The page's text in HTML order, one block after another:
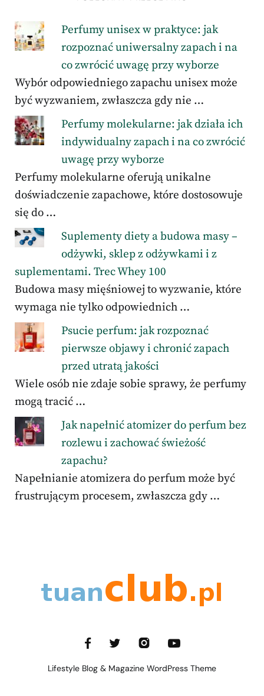
Perfumy unisex w praktyce: jak
rozpoznać uniwersalny zapach i na
co zwrócić uwagę przy wyborze
Wybór odpowiedniego zapachu unisex może
być wyzwaniem, zwłaszcza gdy nie …
Perfumy molekularne: jak działa ich
indywidualny zapach i na co zwrócić
uwagę przy wyborze
Perfumy molekularne oferują unikalne
doświadczenie zapachowe, które dostosowuje
się do …
Suplementy diety a budowa masy –
odżywki, sklep z odżywkami i z
suplementami. Trec Whey 100
Budowa masy mięśniowej to wyzwanie, które
wymaga nie tylko odpowiednich …
Psucie perfum: jak rozpoznać
pierwsze objawy i chronić zapach
przed utratą jakości
Wiele osób nie zdaje sobie sprawy, że perfumy
mogą tracić …
Jak napełnić atomizer do perfum bez
rozlewu i zachować świeżość
zapachu?
Napełnianie atomizera do perfum może być
frustrującym procesem, zwłaszcza gdy …
Lifestyle Blog & Magazine WordPress Theme